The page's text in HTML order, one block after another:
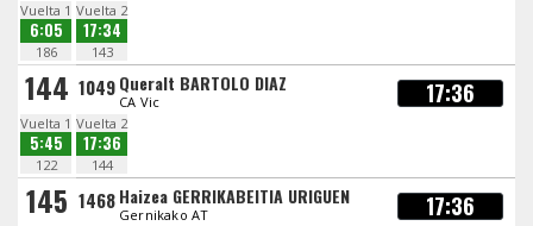
Vuelta 1
6:05
186
Vuelta 2
17:34
143
144 1049Queralt BARTOLO DIAZ
CA Vic 17:36
Vuelta 1
5:45
122
Vuelta 2
17:36
144
145 1468Haizea GERRIKABEITIA URIGUEN
Gernikako AT 17:36